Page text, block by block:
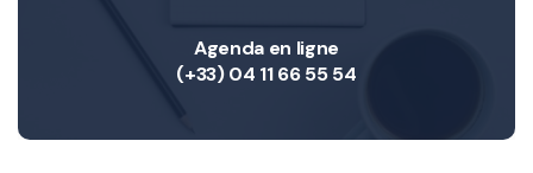
Agenda en ligne
(+33) 04 11 66 55 54